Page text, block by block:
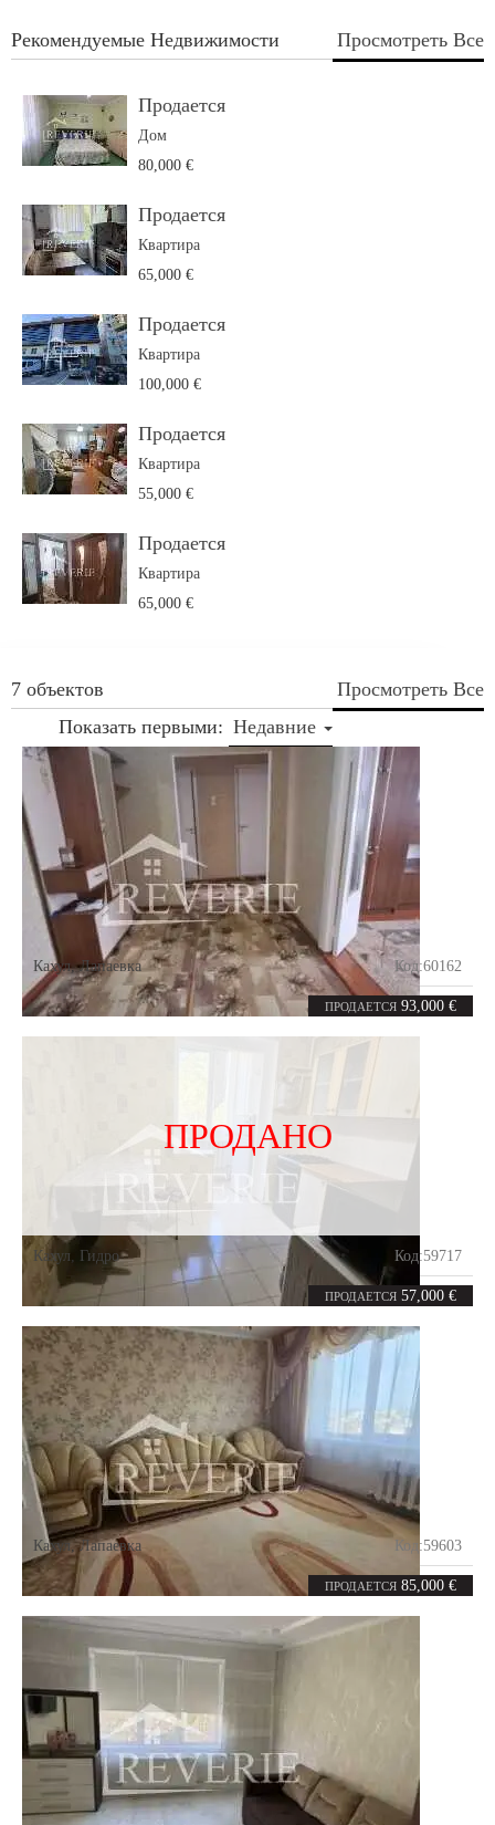
Рекомендуемые Недвижимости Просмотреть Все
Продается
Дом
80,000 €
Продается
Квартира
65,000 €
Продается
Квартира
100,000 €
Продается
Квартира
55,000 €
Продается
Квартира
65,000 €
Просмотреть Все
7 объектов
Показать первыми: Недавние
ПРОДАЕТСЯ 93,000 €
Кахул,Лапаевка Код:60162
4 комнаты 82m²
ПРОДАНО
ПРОДАЕТСЯ 57,000 €
Кахул Гидро Код:59717
2 комнаты 52 m²
ПРОДАЕТСЯ 85,000 €
Кахул,Лапаевка Код:59603
70.1 m²